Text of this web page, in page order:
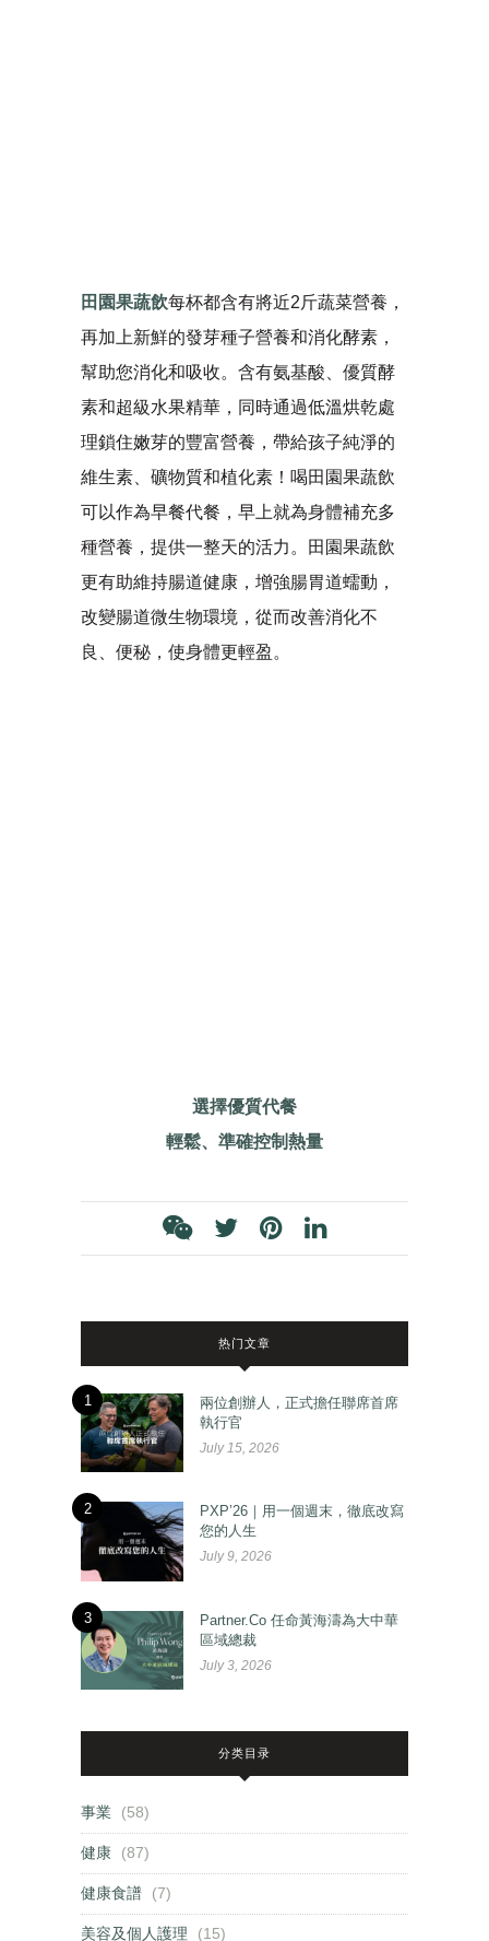
田園果蔬飲每杯都含有將近2斤蔬菜營養，
再加上新鮮的發芽種子營養和消化酵素，
幫助您消化和吸收。含有氨基酸、優質酵
素和超級水果精華，同時通過低溫烘乾處
理鎖住嫩芽的豐富營養，帶給孩子純淨的
維生素、礦物質和植化素！喝田園果蔬飲
可以作為早餐代餐，早上就為身體補充多
種營養，提供一整天的活力。田園果蔬飲
更有助維持腸道健康，增強腸胃道蠕動，
改變腸道微生物環境，從而改善消化不
良、便秘，使身體更輕盈。
選擇優質代餐
輕鬆、準確控制熱量
热门文章
1
兩位創辦人，正式擔任聯席首席
執行官
July 15, 2026
2
PXP’26｜用一個週末，徹底改寫
您的人生
July 9, 2026
3
Partner.Co 任命黃海濤為大中華
區域總裁
July 3, 2026
分类目录
事業 (58)
健康 (87)
健康食譜 (7)
美容及個人護理 (15)